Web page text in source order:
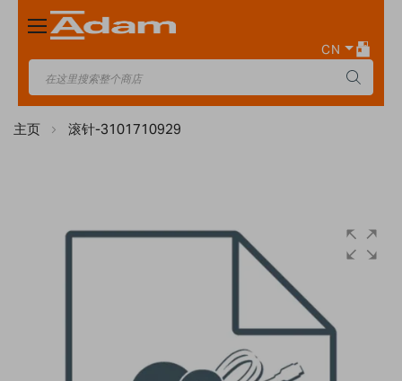
Toggle
Nav
CN
主页 滚针-3101710929